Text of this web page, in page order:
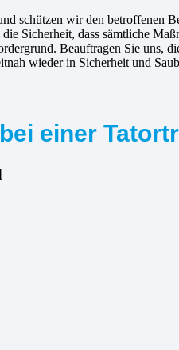
schützen wir den betroffenen
Sicherheit, dass sämtliche
Beauftragen Sie uns,
wieder in Sicherheit und
einer